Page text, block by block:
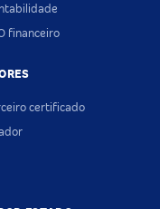
financeiro
certificado